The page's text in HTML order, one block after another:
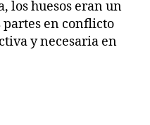
los huesos eran un
en conflicto
y necesaria en